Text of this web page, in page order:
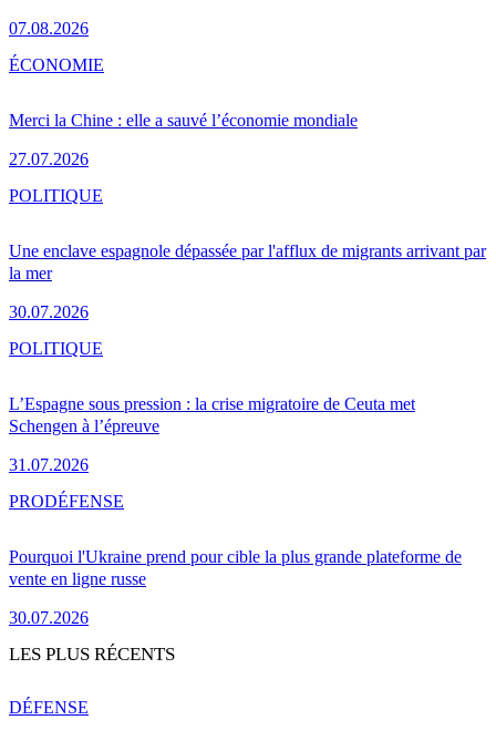
07.08.2026
Merci la Chine : elle a sauvé l’économie mondiale
27.07.2026
ÉCONOMIE
Une enclave espagnole dépassée par l'afflux de migrants arrivant par
la mer
30.07.2026
POLITIQUE
L’Espagne sous pression : la crise migratoire de Ceuta met
Schengen à l’épreuve
31.07.2026
POLITIQUE
Pourquoi l'Ukraine prend pour cible la plus grande plateforme de
vente en ligne russe
30.07.2026
PRODÉFENSE
LES PLUS RÉCENTS
DÉFENSE